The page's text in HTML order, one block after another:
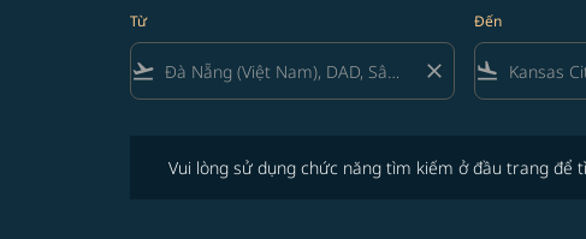
Từ
flight_takeoff close
Đến
flight_land
Vui lòng sử dụng chức năng tìm kiếm ở đầu trang